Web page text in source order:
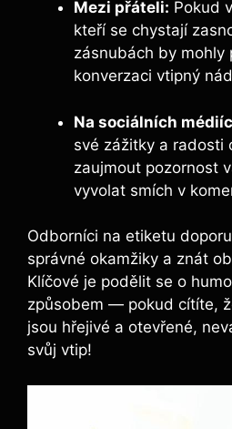
Mezi přáteli: Pokud
kteří se chystají
zásnubách by mohly
konverzaci vtipný
Na sociálních
své zážitky a radosti
zaujmout pozornost
vyvolat smích v
Odborníci na etiketu
správné okamžiky a znát
Klíčové je podělit se o
způsobem — pokud cítíte,
jsou hřejivé a otevřené,
svůj vtip!